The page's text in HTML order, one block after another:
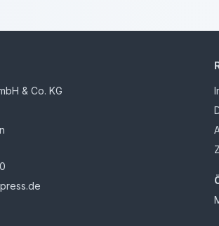
& Co. KG